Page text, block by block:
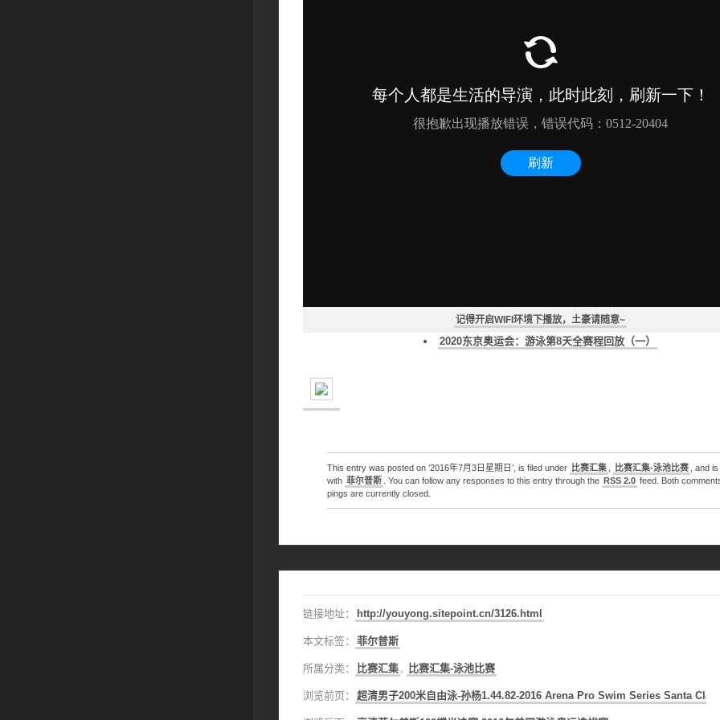
记得开启WIFI环境下播放，土豪请随意~
《2020东京奥运会：游泳全赛程回放》
2020东京奥运会：游泳第9天全赛程回放（一）
2020东京奥运会：游泳第8天全赛程回放（一）
This entry was posted on ’2016年7月3日星期日’, is filed under 比赛汇集 比赛汇集-泳池比赛
, and
with 菲尔普斯 . You can follow any responses to this entry through the RSS 2.0 feed. Both
pings are currently closed.
链接地址： http://youyong.sitepoint.cn/3126.html
本文标签： 菲尔普斯
所属分类： 比赛汇集 , 比赛汇集-泳池比赛
浏览前页： 超清男子200米自由泳-孙杨1.44.82-2016 Arena Pro Swim Series Santa Clara